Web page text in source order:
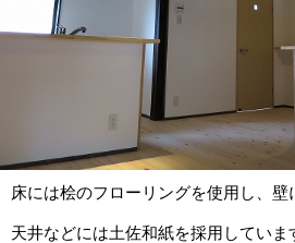
床には桧のフローリングを使用し、壁
天井などには土佐和紙を採用していま